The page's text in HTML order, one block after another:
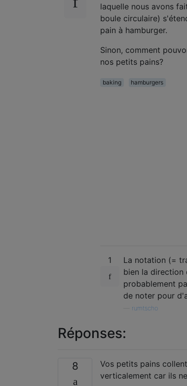
laquelle nous avons
boule circulaire)
pain à hamburger.
Sinon, comment
nos petits pains?
baking hamburgers
1
La notation (=
bien la direction
probablement
de noter pour
rumtscho
Réponses:
8
Vos petits pains
verticalement car ils